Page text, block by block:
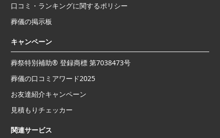
口コミ・ランキングに関するポリシー
葬儀の掲示板
キャンペーン
葬祭特別補助® 登録商標 第7038473号
葬儀の口コミアワード2025
お友達紹介キャンペーン
見積もりチェッカー
関連サービス